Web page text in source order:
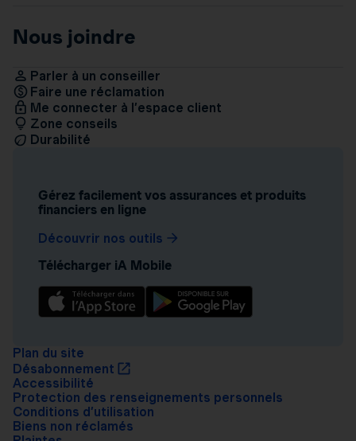
Nous joindre
Parler à un conseiller
Faire une réclamation
Me connecter à l’espace client
Zone conseils
Durabilité
Gérez facilement vos assurances et produits
financiers en ligne
Découvrir nos outils
Télécharger iA Mobile
Plan du site
Désabonnement
Accessibilité
Protection des renseignements personnels
Conditions d’utilisation
Biens non réclamés